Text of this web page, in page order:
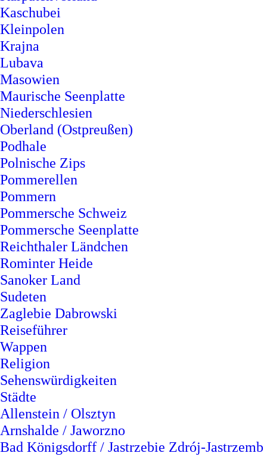
Kaschubei
Kleinpolen
Krajna
Lubava
Masowien
Maurische Seenplatte
Niederschlesien
Oberland (Ostpreußen)
Podhale
Polnische Zips
Pommerellen
Pommern
Pommersche Schweiz
Pommersche Seenplatte
Reichthaler Ländchen
Rominter Heide
Sanoker Land
Sudeten
Zaglebie Dabrowski
Reiseführer
Wappen
Religion
Sehenswürdigkeiten
Städte
Allenstein / Olsztyn
Arnshalde / Jaworzno
Bad Königsdorff / Jastrzebie Zdrój-Jastrzemb